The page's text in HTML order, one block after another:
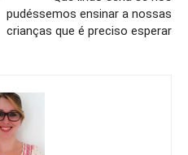
pudéssemos ensinar a nossas
crianças que é preciso esperar